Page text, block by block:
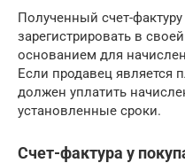
Полученный счет-
зарегистрировать в
основанием для
Если продавец является
должен уплатить
установленные сроки.
Счет-фактура у